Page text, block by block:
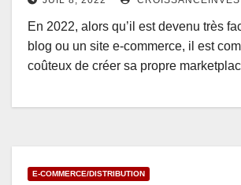
En 2022, alors qu’il est devenu très
blog ou un site e-commerce, il est
coûteux de créer sa propre
E-COMMERCE/DISTRIBUTION